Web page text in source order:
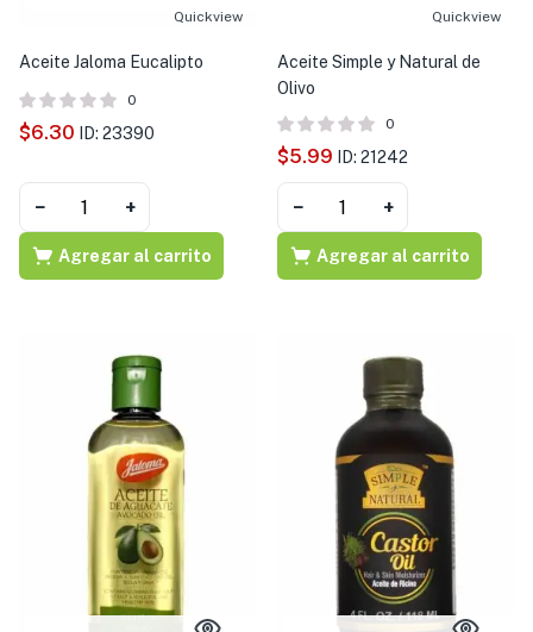
Quickview
Aceite Jaloma Eucalipto
0
$6.30 ID: 23390
− +
Agregar al carrito
Quickview
Aceite Simple y Natural de
Olivo
0
$5.99 ID: 21242
− +
Agregar al carrito